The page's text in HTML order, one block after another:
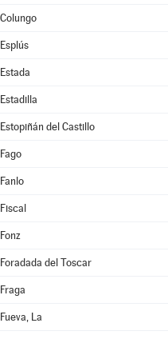
Colungo
Esplús
Estada
Estadilla
Estopiñán del Castillo
Fago
Fanlo
Fiscal
Fonz
Foradada del Toscar
Fraga
Fueva, La